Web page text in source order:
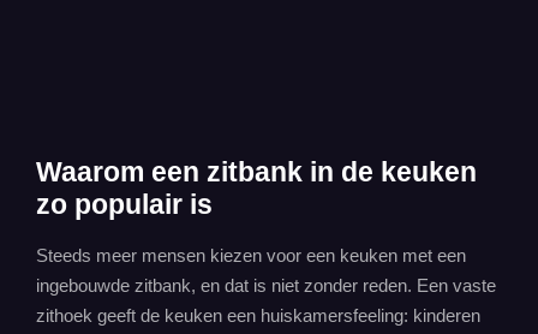
Waarom een zitbank in de keuken
zo populair is
Steeds meer mensen kiezen voor een keuken met een
ingebouwde zitbank, en dat is niet zonder reden. Een vaste
zithoek geeft de keuken een huiskamersfeeling: kinderen